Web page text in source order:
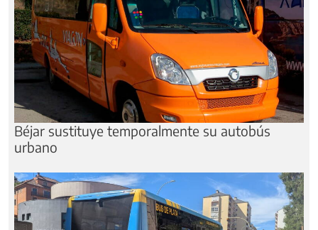
Béjar sustituye temporalmente su autobús
urbano